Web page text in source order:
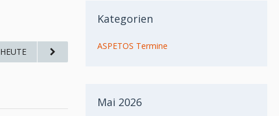
HEUTE
Kategorien
ASPETOS Termine
Mai 2026